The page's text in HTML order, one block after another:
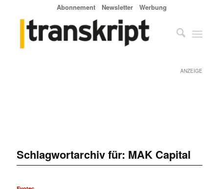
Abonnement Newsletter Werbung
ANZEIGE
Schlagwortarchiv für: MAK Capital